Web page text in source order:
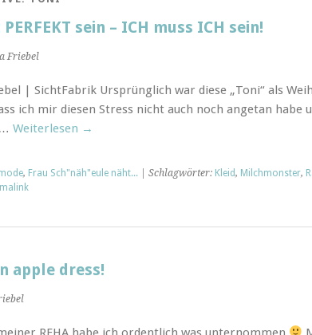
sein – ICH muss ICH sein!
Friebel
| SichtFabrik Ursprünglich war diese „Toni“ als
ich mir diesen Stress nicht auch noch angetan
Weiterlesen →
, Frau Sch"näh"eule näht... | Schlagwörter: Kleid, Milchmonster,
apple dress!